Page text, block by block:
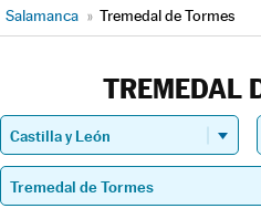
Salamanca » Tremedal de Tormes
TREMEDAL